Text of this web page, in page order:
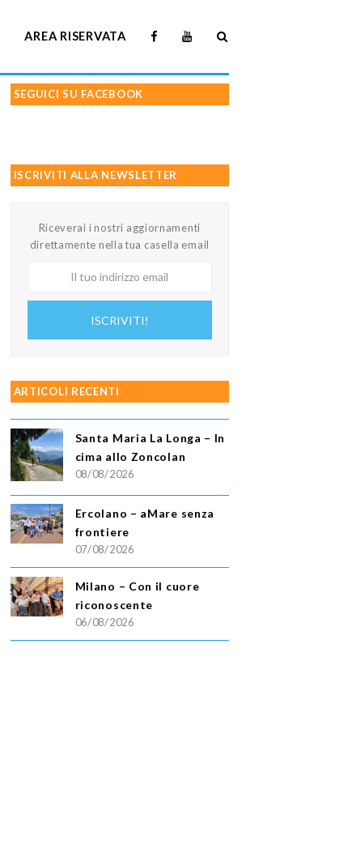
AREA RISERVATA
SEGUICI SU FACEBOOK
ISCRIVITI ALLA NEWSLETTER
Riceverai i nostri aggiornamenti
direttamente nella tua casella email
ISCRIVITI!
ARTICOLI RECENTI
Santa Maria La Longa – In
cima allo Zoncolan
08/08/2026
Ercolano – aMare senza
frontiere
07/08/2026
Milano – Con il cuore
riconoscente
06/08/2026